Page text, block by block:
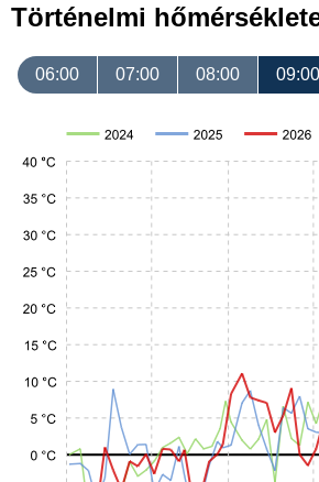
Történelmi
06:00 07:00 08:00 09:00